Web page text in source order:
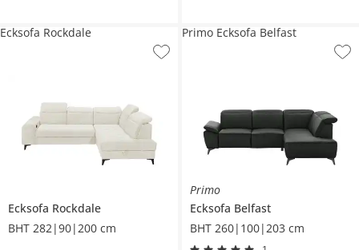
Ecksofa Rockdale
BHT 282|90|200 cm
Ecksofa Rockdale
Primo
Ecksofa Belfast
BHT 260|100|203 cm
Primo Ecksofa Belfast